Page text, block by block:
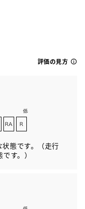
評価の見方
態です。（走行
す。）